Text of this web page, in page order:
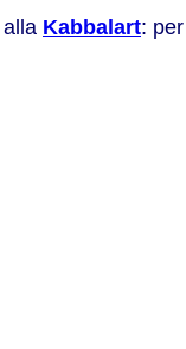
Kabbalart: